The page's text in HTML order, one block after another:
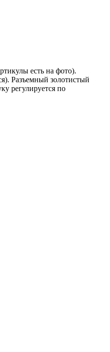
есть на фoто).
Разъемный золотистый
регулируется по